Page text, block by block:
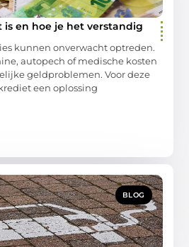
en hoe je het verstandig
kunnen onverwacht optreden.
autopech of medische kosten
geldproblemen. Voor deze
een oplossing
BLOG